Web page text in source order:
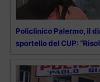
Policlinico Palermo, il
sportello del CUP: